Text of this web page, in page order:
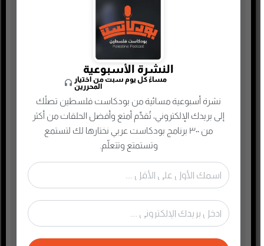
سياسة واقتصاد
سيرة ذاتية
صحافة وإعلام جديد
صناعة المحتوى
عام
علوم وصحة
غير مصنف
فكر وفلسفة
النشرة الأسبوعية
مساءً كل يوم سبت من اختيار
المحررين
نشرة أسبوعية مسائية من بودكاست فلسطين تصلُك
إلى بريدك الإلكتروني، تُقدِّم أمتع وأفضل الحلقات من أكثر
من ٣٠٠ برنامج بودكاست عربي نختارها لك لتستمع
وتستمتع وتتعلّم.